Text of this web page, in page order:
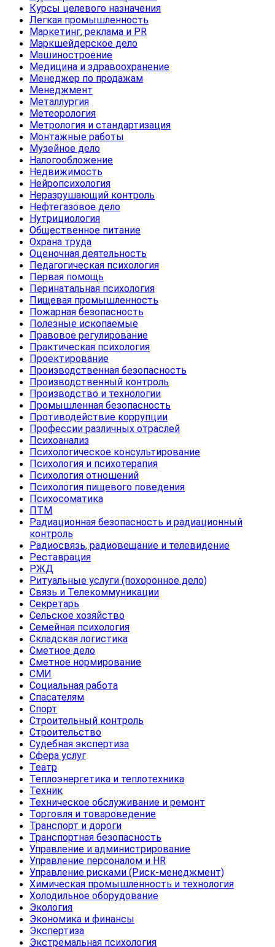
Курсы целевого назначения
Легкая промышленность
Маркетинг, реклама и PR
Маркшейдерское дело
Машиностроение
Медицина и здравоохранение
Менеджер по продажам
Менеджмент
Металлургия
Метеорология
Метрология и стандартизация
Монтажные работы
Музейное дело
Налогообложение
Недвижимость
Нейропсихология
Неразрушающий контроль
Нефтегазовое дело
Нутрициология
Общественное питание
Охрана труда
Оценочная деятельность
Педагогическая психология
Первая помощь
Перинатальная психология
Пищевая промышленность
Пожарная безопасность
Полезные ископаемые
Правовое регулирование
Практическая психология
Проектирование
Производственная безопасность
Производственный контроль
Производство и технологии
Промышленная безопасность
Противодействие коррупции
Профессии различных отраслей
Психоанализ
Психологическое консультирование
Психология и психотерапия
Психология отношений
Психология пищевого поведения
Психосоматика
ПТМ
Радиационная безопасность и радиационный
контроль
Радиосвязь, радиовещание и телевидение
Реставрация
РЖД
Ритуальные услуги (похоронное дело)
Связь и Телекоммуникации
Секретарь
Сельское хозяйство
Семейная психология
Складская логистика
Сметное дело
Сметное нормирование
СМИ
Социальная работа
Спасателям
Спорт
Строительный контроль
Строительство
Судебная экспертиза
Сфера услуг
Театр
Теплоэнергетика и теплотехника
Техник
Техническое обслуживание и ремонт
Торговля и товароведение
Транспорт и дороги
Транспортная безопасность
Управление и администрирование
Управление персоналом и HR
Управление рисками (Риск-менеджмент)
Химическая промышленность и технология
Холодильное оборудование
Экология
Экономика и финансы
Экспертиза
Экстремальная психология